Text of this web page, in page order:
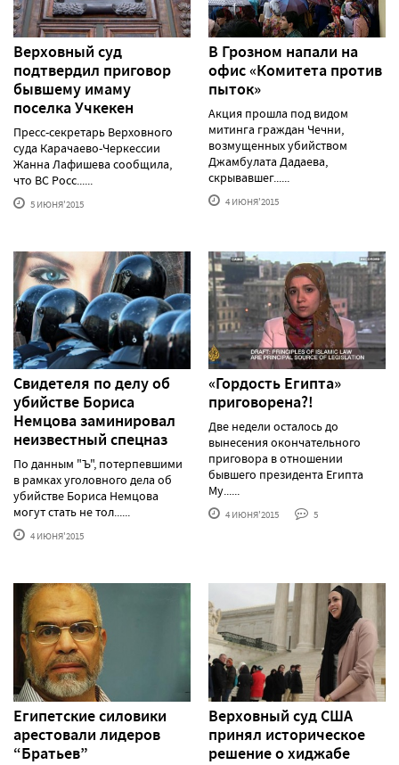
Верховный суд
подтвердил приговор
бывшему имаму
поселка Учкекен
Пресс-секретарь Верховного
суда Карачаево-Черкессии
Жанна Лафишева сообщила,
что ВС Росс......
5 ИЮНЯ'2015
В Грозном напали на
офис «Комитета против
пыток»
Акция прошла под видом
митинга граждан Чечни,
возмущенных убийством
Джамбулата Дадаева,
скрывавшег......
4 ИЮНЯ'2015
Свидетеля по делу об
убийстве Бориса
Немцова заминировал
неизвестный спецназ
По данным "Ъ", потерпевшими
в рамках уголовного дела об
убийстве Бориса Немцова
могут стать не тол......
4 ИЮНЯ'2015
«Гордость Египта»
приговорена?!
Две недели осталось до
вынесения окончательного
приговора в отношении
бывшего президента Египта
Му......
4 ИЮНЯ'2015 5
Египетские силовики
арестовали лидеров
“Братьев”
Верховный суд США
принял историческое
решение о хиджабе